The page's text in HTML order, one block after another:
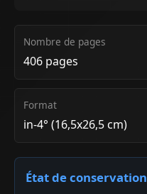
Nombre de pages
406 pages
Format
in-4° (16,5x26,5 cm)
État de conservation